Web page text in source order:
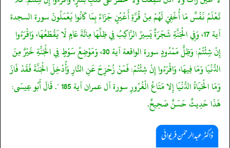
تَعْلَمُ نَفْسٌ مَا أُخْفِيَ لَهُمْ مِنْ قُرَّةِ أَعْيُنٍ جَزَاءً بِمَا كَانُوا يَعْمَلُونَ سورة السجدة
آية 17، وَفِي الْجَنَّةِ شَجَرَةٌ يَسِيرُ الرَّاكِبُ فِي ظِلِّهَا مِائَةَ عَامٍ لَا يَقْطَعُهَا، وَاقْرَءُوا
إِنْ شِئْتُمْ: وَظِلٍّ مَمْدُودٍ سورة الواقعة آية 30، وَمَوْضِعُ سَوْطٍ فِي الْجَنَّةِ خَيْرٌ مِنَ
الدُّنْيَا وَمَا فِيهَا، وَاقْرَءُوا إِنْ شِئْتُمْ: فَمَنْ زُحْزِحَ عَنِ النَّارِ وَأُدْخِلَ الْجَنَّةَ فَقَدْ فَازَ
وَمَا الْحَيَاةُ الدُّنْيَا إِلا مَتَاعُ الْغُرُورِ سورة آل عمران آية 185 ". قَالَ أَبُو عِيسَى:
هَذَا حَدِيثٌ حَسَنٌ صَحِيحٌ.
ڈاکٹر عبدالرحمٰن فریوائی